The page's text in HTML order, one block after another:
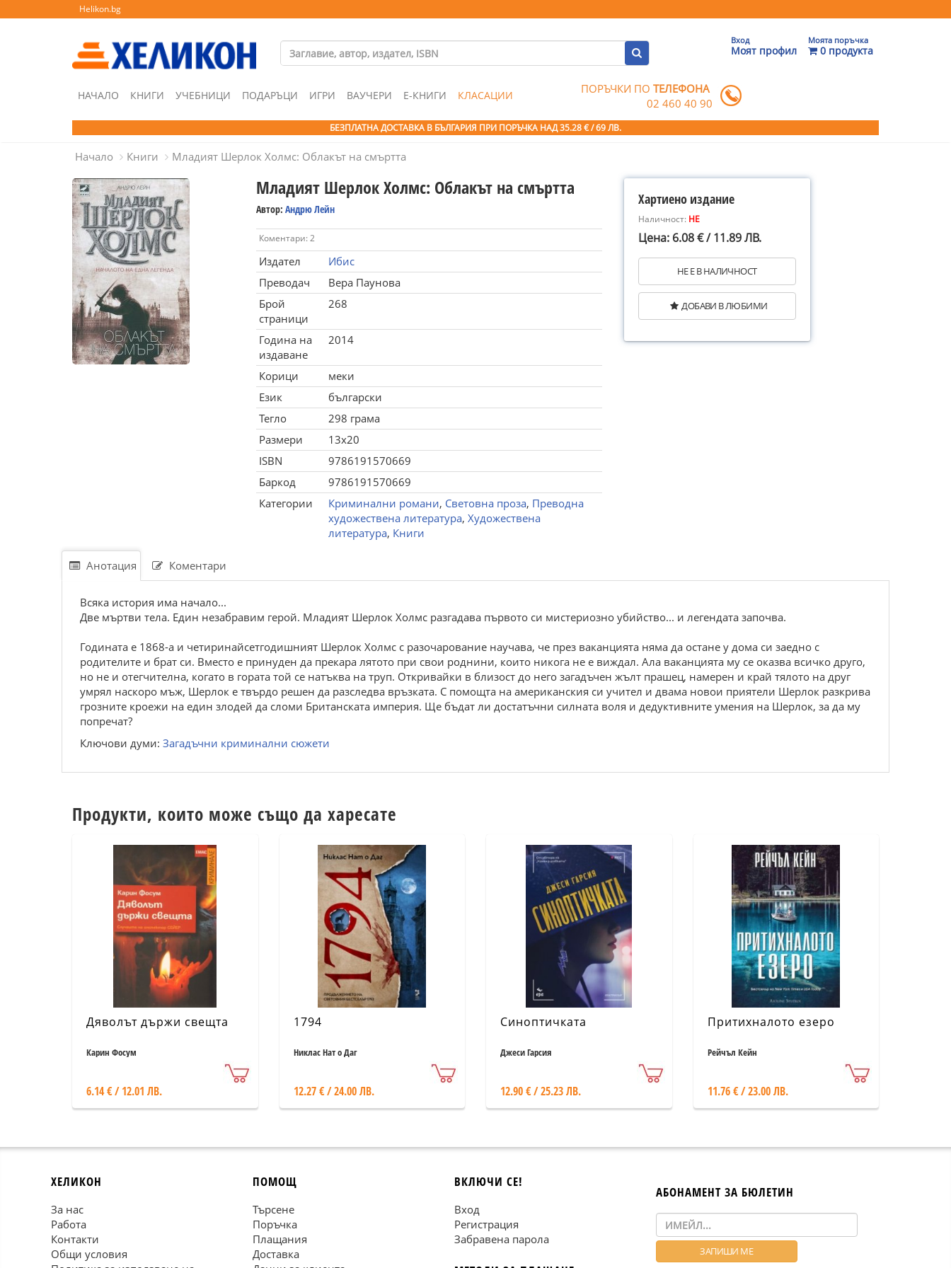
Helikon.bg
Вход
Моят профил
Моята поръчка
0 продукта
НАЧАЛО КНИГИ УЧЕБНИЦИ ПОДАРЪЦИ ИГРИ ВАУЧЕРИ Е-КНИГИ КЛАСАЦИИ ПОРЪЧКИ ПОТЕЛЕФОНА
02 460 40 90
БЕЗПЛАТНА ДОСТАВКА В БЪЛГАРИЯ ПРИ ПОРЪЧКА НАД 35.28 € / 69 ЛВ.
Начало Книги Младият Шерлок Холмс: Облакът на смъртта
Младият Шерлок Холмс: Облакът на смъртта
Автор: Андрю Лейн
Коментари: 2
Издател
Ибис
Преводач
Вера Паунова
Брой
страници
268
Година на
издаване
2014
Корици
меки
Език
български
Тегло
298 грама
Размери
13x20
ISBN
9786191570669
Баркод
9786191570669
Категории
Криминални романи, Световна проза, Преводна
художествена литература, Художествена
литература, Книги
Хартиено издание
Наличност: НЕ
Цена: 6.08 € / 11.89 ЛВ.
НЕ Е В НАЛИЧНОСТ
ДОБАВИ В ЛЮБИМИ
Анотация Коментари
Всяка история има начало...
Две мъртви тела. Един незабравим герой. Младият Шерлок Холмс разгадава първото си мистериозно убийство... и легендата започва.
Годината е 1868-а и четиринайсетгодишният Шерлок Холмс с разочарование научава, че през ваканцията няма да остане у дома си заедно с
родителите и брат си. Вместо е принуден да прекара лятото при свои роднини, които никога не е виждал. Ала ваканцията му се оказва всичко друго,
но не и отегчителна, когато в гората той се натъква на труп. Откривайки в близост до него загадъчен жълт прашец, намерен и край тялото на друг
умрял наскоро мъж, Шерлок е твърдо решен да разследва връзката. С помощта на американския си учител и двама новои приятели Шерлок разкрива
грозните кроежи на един злодей да сломи Британската империя. Ще бъдат ли достатъчни силната воля и дедуктивните умения на Шерлок, за да му
попречат?
Ключови думи: Загадъчни криминални сюжети
Продукти, които може също да харесате
Дяволът държи свещта
Карин Фосум
6.14 € / 12.01 ЛВ.
1794
Никлас Нат о Даг
12.27 € / 24.00 ЛВ.
Синоптичката
Джеси Гарсия
12.90 € / 25.23 ЛВ.
Притихналото езеро
Рейчъл Кейн
11.76 € / 23.00 ЛВ.
ХЕЛИКОН
За нас
Работа
Контакти
Общи условия
ПОМОЩ
Търсене
Поръчка
Плащания
Доставка
ВКЛЮЧИ СЕ!
Вход
Регистрация
Забравена парола
АБОНАМЕНТ ЗА БЮЛЕТИН